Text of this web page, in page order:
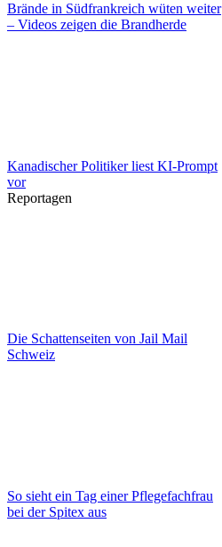
Brände in Südfrankreich wüten weiter
– Videos zeigen die Brandherde
Kanadischer Politiker liest KI-Prompt
vor
Reportagen
Die Schattenseiten von Jail Mail
Schweiz
So sieht ein Tag einer Pflegefachfrau
bei der Spitex aus